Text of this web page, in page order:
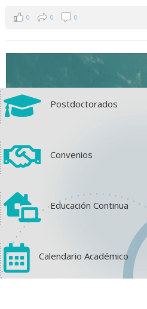
0 0 0
 Postdoctorados
 Convenios
 Educación Continua
 Calendario Académico